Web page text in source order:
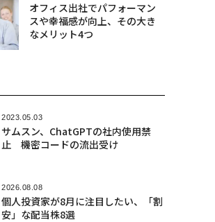
オフィス出社でパフォーマン
スや幸福感が向上、その大き
なメリット4つ
2023.05.03
サムスン、ChatGPTの社内使用禁
止 機密コードの流出受け
2026.08.08
個人投資家が8月に注目したい、「割
安」な配当株8選